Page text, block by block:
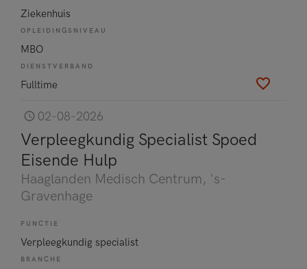
Ziekenhuis
OPLEIDINGSNIVEAU
MBO
DIENSTVERBAND
Fulltime
02-08-2026
Verpleegkundig Specialist Spoed
Eisende Hulp
Haaglanden Medisch Centrum, 's-
Gravenhage
FUNCTIE
Verpleegkundig specialist
BRANCHE